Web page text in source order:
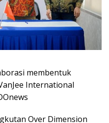
membentuk
International
Over Dimension